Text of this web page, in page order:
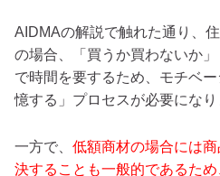
AIDMAの解説で触れた通り、
の場合、「買うか買わないか
で時間を要するため、モチベ
憶する」プロセスが必要になり
一方で、 低額商材の場合には
決することも一般的であるた